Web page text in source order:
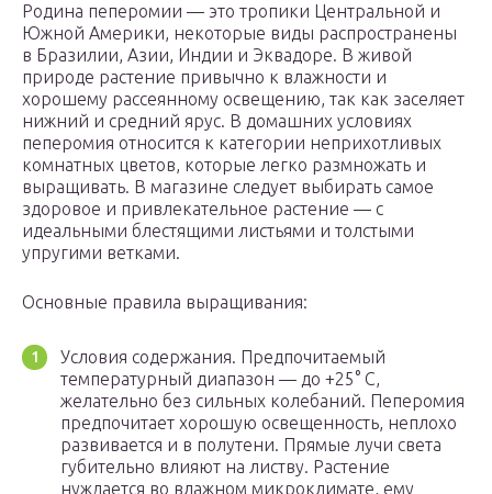
Родина пеперомии — это тропики Центральной и
Южной Америки, некоторые виды распространены
в Бразилии, Азии, Индии и Эквадоре. В живой
природе растение привычно к влажности и
хорошему рассеянному освещению, так как заселяет
нижний и средний ярус. В домашних условиях
пеперомия относится к категории неприхотливых
комнатных цветов, которые легко размножать и
выращивать. В магазине следует выбирать самое
здоровое и привлекательное растение — с
идеальными блестящими листьями и толстыми
упругими ветками.
Основные правила выращивания:
Условия содержания. Предпочитаемый
температурный диапазон — до +25° C,
желательно без сильных колебаний. Пеперомия
предпочитает хорошую освещенность, неплохо
развивается и в полутени. Прямые лучи света
губительно влияют на листву. Растение
нуждается во влажном микроклимате, ему